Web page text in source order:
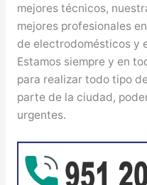
mejores técnicos,
mejores profesionales
de electrodomésticos y
Estamos siempre y en
para realizar todo tipo
parte de la ciudad,
urgentes.